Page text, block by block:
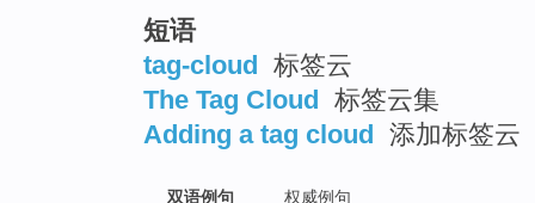
短语
tag-cloud 标签云
The Tag Cloud 标签云集
Adding a tag cloud 添加标签云
双语例句 权威例句